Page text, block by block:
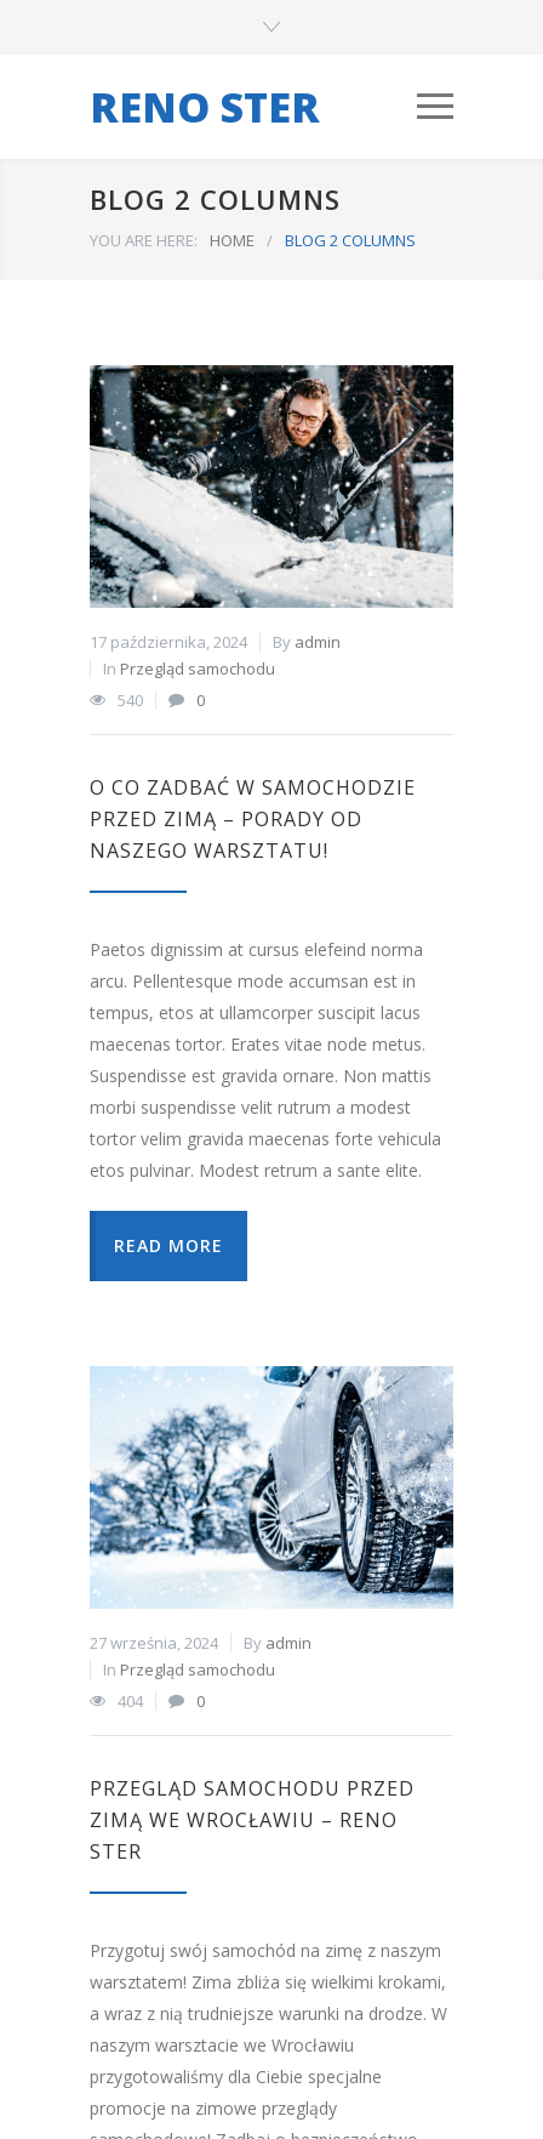
RENO STER
BLOG 2 COLUMNS
YOU ARE HERE: HOME / BLOG 2 COLUMNS
17 października, 2024 By admin
In Przegląd samochodu
540
0
O CO ZADBAĆ W SAMOCHODZIE
PRZED ZIMĄ – PORADY OD
NASZEGO WARSZTATU!
Paetos dignissim at cursus elefeind norma
arcu. Pellentesque mode accumsan est in
tempus, etos at ullamcorper suscipit lacus
maecenas tortor. Erates vitae node metus.
Suspendisse est gravida ornare. Non mattis
morbi suspendisse velit rutrum a modest
tortor velim gravida maecenas forte vehicula
etos pulvinar. Modest retrum a sante elite.
READ MORE
27 września, 2024 By admin
In Przegląd samochodu
404
0
PRZEGLĄD SAMOCHODU PRZED
ZIMĄ WE WROCŁAWIU – RENO
STER
Przygotuj swój samochód na zimę z naszym
warsztatem! Zima zbliża się wielkimi krokami,
a wraz z nią trudniejsze warunki na drodze. W
naszym warsztacie we Wrocławiu
przygotowaliśmy dla Ciebie specjalne
promocje na zimowe przeglądy